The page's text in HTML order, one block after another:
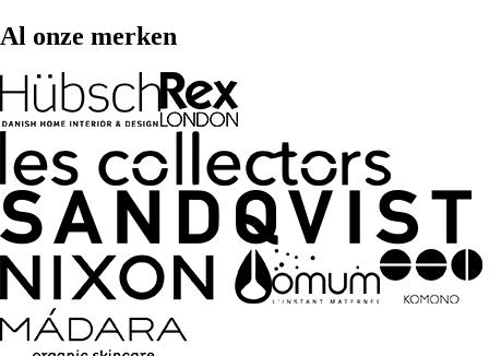
Al onze merken